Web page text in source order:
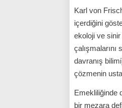
Karl von
içerdiğini
ekoloji ve
davranış
çözmenin
Emekliliğinde
bir mezara